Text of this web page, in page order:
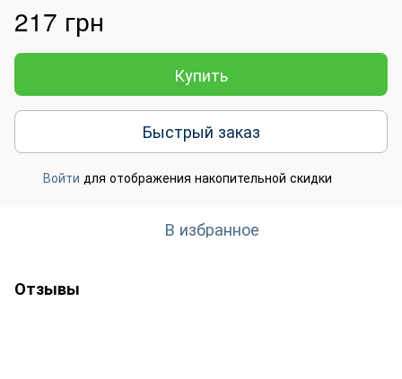
217 грн
Купить
Быстрый заказ
Войти для отображения накопительной скидки
В избранное
Отзывы